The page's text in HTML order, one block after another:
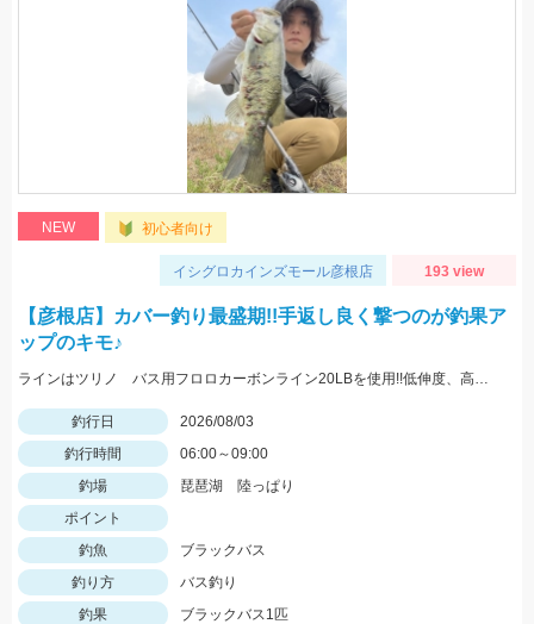
NEW 初心者向け
イシグロカインズモール彦根店 193 view
【彦根店】カバー釣り最盛期!!手返し良く撃つのが釣果ア
ップのキモ♪
ラインはツリノ バス用フロロカーボンライン20LBを使用!!低伸度、高強度でカバーの釣りはこれで決まり♪
釣行日
2026/08/03
釣行時間
06:00～09:00
釣場
琵琶湖 陸っぱり
ポイント
釣魚
ブラックバス
釣り方
バス釣り
釣果
ブラックバス1匹